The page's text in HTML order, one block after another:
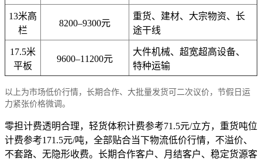
13米高
栏
8200–9300元
重货、建材、大宗物资、长
途干线
17.5米
平板
9600–11200元
大件机械、超宽超高设备、
特种运输
以上为市场低价行情，长期合作、大批量发货可二次议价，节假日运
力紧张价格微调。
零担计费透明合理，轻货体积计费参考71.5元/立方，重货吨位
计费参考171.5元/吨，全部贴合当下物流低价行情，不溢价、
不套路、无隐形收费。长期合作客户、月结客户、稳定货源客